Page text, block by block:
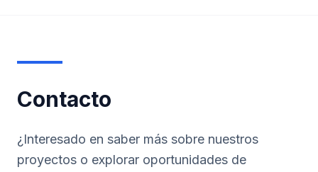
Contacto
¿Interesado en saber más sobre nuestros
proyectos o explorar oportunidades de